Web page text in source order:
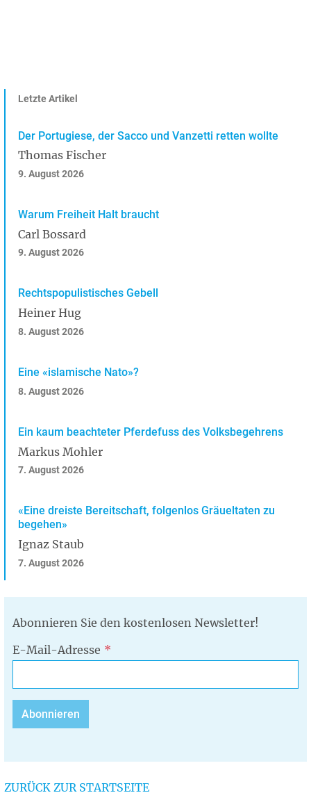
Letzte Artikel
Der Portugiese, der Sacco und Vanzetti retten wollte
Thomas Fischer
9. August 2026
Warum Freiheit Halt braucht
Carl Bossard
9. August 2026
Rechtspopulistisches Gebell
Heiner Hug
8. August 2026
Eine «islamische Nato»?
8. August 2026
Ein kaum beachteter Pferdefuss des Volksbegehrens
Markus Mohler
7. August 2026
«Eine dreiste Bereitschaft, folgenlos Gräueltaten zu
begehen»
Ignaz Staub
7. August 2026
Abonnieren Sie den kostenlosen Newsletter!
E-Mail-Adresse
ZURÜCK ZUR STARTSEITE